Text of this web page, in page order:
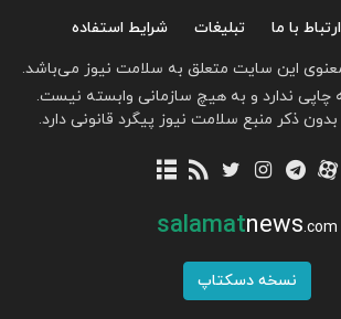
ارتباط با ما تبلیغات
شرایط استفاده
این سایت متعلق به سلامت نیوز می‌باشد.
ندارد و به هیچ سازمانی وابسته نیست.
ذکر منبع سلامت نیوز پیگرد قانونی دارد.
salamatnews.com
نسخه دسکتاپ